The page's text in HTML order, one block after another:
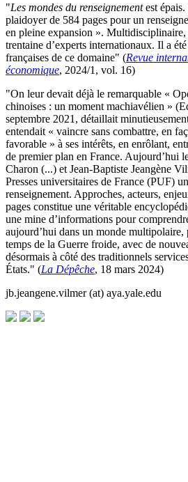
"Les mondes du renseignementest épais.
plaidoyer de 584 pages pour un
en pleine expansion ». Multidisciplinaire,
trentaine d’experts internationaux. Il a
françaises de ce domaine" (Revue
économique, 2024/1, vol. 16)
"On leur devait déjà le remarquable «
chinoises : un moment machiavélien »
septembre 2021, détaillait
entendait « vaincre sans combattre, en
favorable » à ses intérêts, en enrôlant,
de premier plan en France. Aujourd’hui
Charon (...) et Jean-Baptiste Jeangène
Presses universitaires de France (PUF)
renseignement. Approches, acteurs,
pages constitue une véritable
une mine d’informations pour
aujourd’hui dans un monde multipolaire,
temps de la Guerre froide, avec de
désormais à côté des traditionnels
États." (La Dépêche, 18 mars 2024)
jb.jeangene.vilmer (at) aya.yale.edu